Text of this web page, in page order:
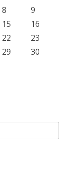
8
9
15
16
22
23
29
30